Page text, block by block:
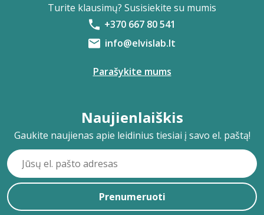
Turite klausimų? Susisiekite su mumis
+370 667 80 541
info@elvislab.lt
Parašykite mums
Naujienlaiškis
Gaukite naujienas apie leidinius tiesiai į savo el. paštą!
Prenumeruoti